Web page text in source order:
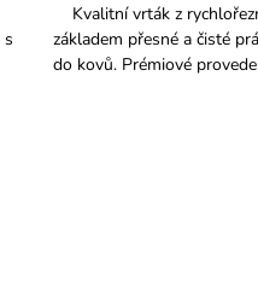
s
Kvalitní vrták z
základem přesné a čisté
do kovů. Prémiové